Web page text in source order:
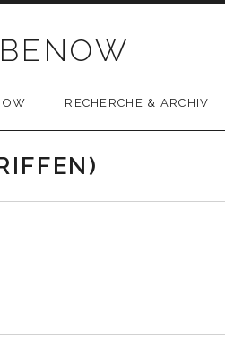
RECHERCHE & ARCHIV